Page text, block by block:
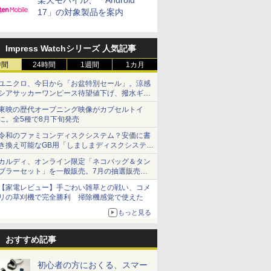
17」の対象製品を案内
Impress Watchシリーズ 人気記事
24時間 1週間 1カ月
ニクロ、今日から「お盆特別セール」。涼感
アサッカーワンピース待望値下げ、撥水ギア
ョーツは1990円に
映の歴代オープニング映像がカプセルトイ
。全5種で8月下旬発売
和のファミコンディスクシステム？安価に書
換え可能なGB用「しましまディスクシステ
」
ルディ、オンライン限定「ネコバッグ＆タン
ラーセット」を一般販売。7月の抽選販売の
選無効分
家電レビュー】手ごわい雑草との戦い、コメ
の草刈機で完全勝利 掃除機感覚で使えた
もっと見る
おすすめ記事
初心者の方におくる、スマー